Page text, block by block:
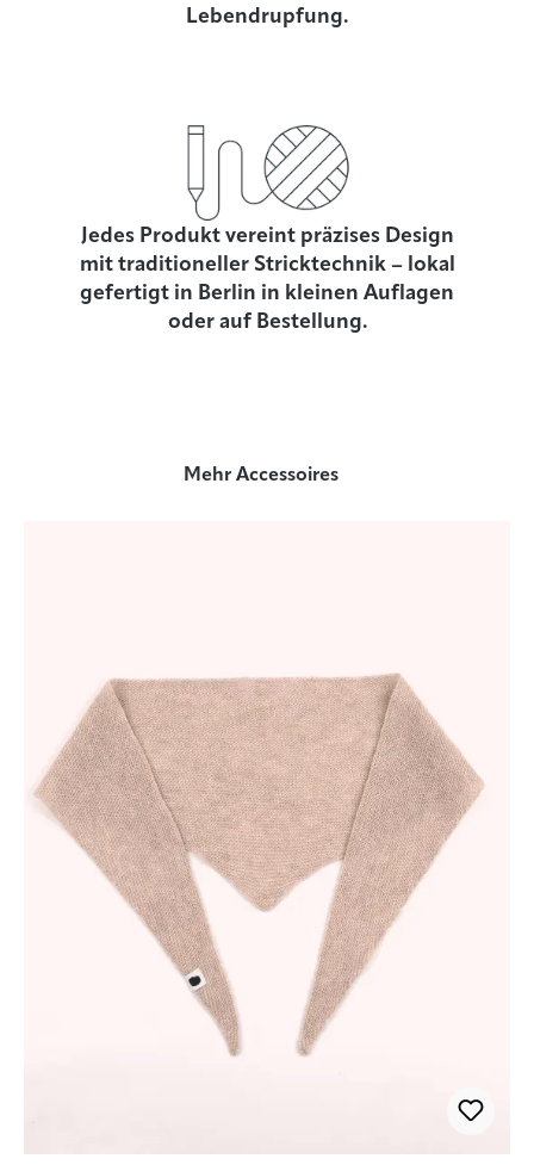
Lebendrupfung.
Jedes Produkt vereint präzises Design
mit traditioneller Stricktechnik – lokal
gefertigt in Berlin in kleinen Auflagen
oder auf Bestellung.
Mehr Accessoires